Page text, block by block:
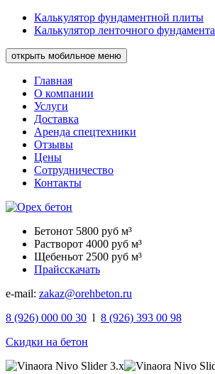
Калькулятор фундаментной плиты
Калькулятор ленточного фундамента
открыть мобильное меню
Главная
О компании
Услуги
Доставка
Аренда спецтехники
Отзывы
Цены
Сотрудничество
Контакты
Бетонот 5800 руб м³
Растворот 4000 руб м³
Щебеньот 2500 руб м³
Прайсскачать
e-mail: zakaz@orehbeton.ru
8 (926) 000 00 30 l 8 (926) 393 00 98
Скидки на бетон